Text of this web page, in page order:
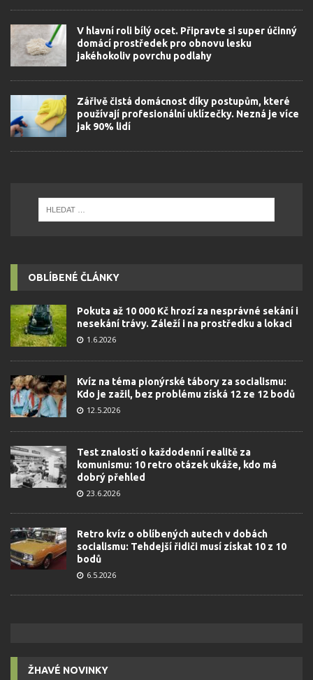
V hlavní roli bílý ocet. Připravte si super účinný
domácí prostředek pro obnovu lesku
jakéhokoliv povrchu podlahy
Zářivě čistá domácnost díky postupům, které
používají profesionální uklízečky. Nezná je více
jak 90% lidí
OBLÍBENÉ ČLÁNKY
Pokuta až 10 000 Kč hrozí za nesprávné sekání i
nesekání trávy. Záleží i na prostředku a lokaci
1.6.2026
Kvíz na téma pionýrské tábory za socialismu:
Kdo je zažil, bez problému získá 12 ze 12 bodů
12.5.2026
Test znalostí o každodenní realitě za
komunismu: 10 retro otázek ukáže, kdo má
dobrý přehled
23.6.2026
Retro kvíz o oblíbených autech v dobách
socialismu: Tehdejší řidiči musí získat 10 z 10
bodů
6.5.2026
ŽHAVÉ NOVINKY